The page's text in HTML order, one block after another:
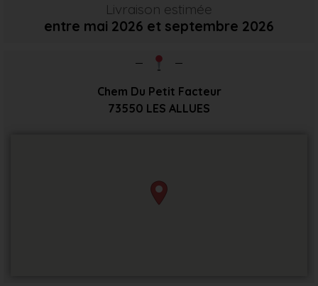
Livraison estimée
entre mai 2026 et septembre 2026
Chem Du Petit Facteur
73550 LES ALLUES